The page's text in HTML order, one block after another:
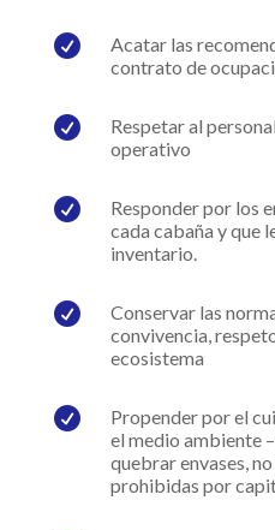

Acatar las
contrato de

Respetar al
operativo

Responder por los
cada cabaña y que
inventario.

Conservar las
convivencia,
ecosistema

Propender por el
el medio ambiente
quebrar envases,
prohibidas por